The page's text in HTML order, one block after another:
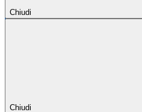
Chiudi
Chiudi